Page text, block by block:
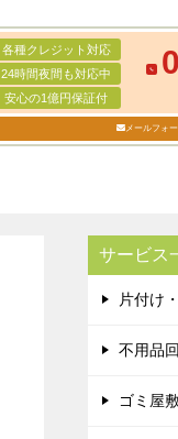
各種クレジット対応
24時間夜間も対応中
安心の1億円保証付
メールフォ
サービス
片付け
不用品
ゴミ屋